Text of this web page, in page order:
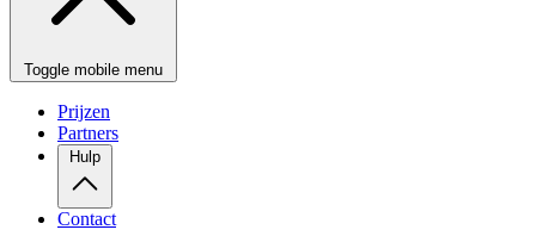
Toggle mobile menu
Prijzen
Partners
Hulp
Contact